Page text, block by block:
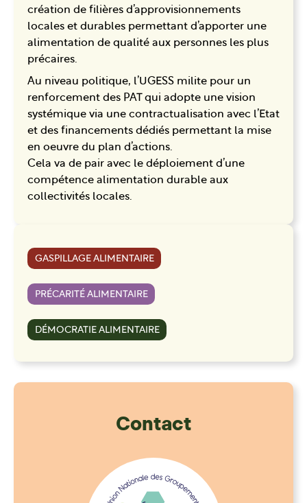
création de filières d’approvisionnements
locales et durables permettant d’apporter une
alimentation de qualité aux personnes les plus
précaires.
Au niveau politique, l’UGESS milite pour un
renforcement des PAT qui adopte une vision
systémique via une contractualisation avec l’Etat
et des financements dédiés permettant la mise
en oeuvre du plan d’actions.
Cela va de pair avec le déploiement d’une
compétence alimentation durable aux
collectivités locales.
GASPILLAGE ALIMENTAIRE
PRÉCARITÉ ALIMENTAIRE
DÉMOCRATIE ALIMENTAIRE
Contact